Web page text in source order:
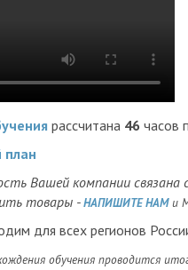
рассчитана 46 часов
план
Вашей компании
товары -НАПИШИТЕ НАМи
для всех регионов
обучения проводится